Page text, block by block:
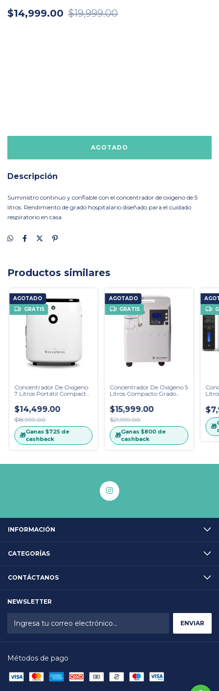
$14,999.00 $19,999.00
Descripción
Suministro continuo y confiable con el concentrador de oxígeno de 5
litros. Rendimiento de grado hospitalario diseñado para el cuidado
respiratorio en casa.
Productos similares
AGOTADO
GRATIS
Concentrador De Oxígeno
7 Litros Portátil Compacto
$14,499.00
$18,999.00
🎁Ganas $725de
cashback
AGOTADO
GRATIS
Concentrador De Oxígeno 5
Litros Compacto Grado
$15,999.00
$21,999.00
🎁Ganas$800de
cashback
🎁
INFORMACIÓN
CATEGORÍAS
CONTÁCTANOS
NEWSLETTER
Métodos de pago